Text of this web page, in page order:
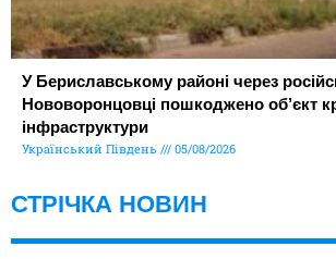
У Бериславському районі через
Нововоронцовці пошкоджено об’єкт
інфраструктури
Український Південь 05/08/2026
СТРІЧКА НОВИН